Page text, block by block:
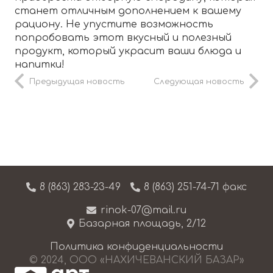
станет отличным дополнением к вашему
рациону. Не упустите возможность
попробовать этот вкусный и полезный
продукт, который украсит ваши блюда и
напитки!
Предыдущая новость Следующая новость
8 (863) 283-23-49 8 (863) 251-74-71 факс
rinok-07@mail.ru
Базарная площадь, 2/12
Политика конфиденциальности
© 2024, ООО «НАХИЧЕВАНСКИЙ БАЗАР»